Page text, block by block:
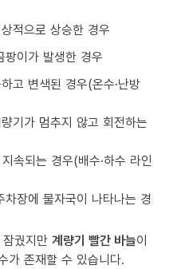
적으로 상승한 경우
이가 발생한 경우
고 변색된 경우(온수·난방
기가 멈추지 않고 회전하는
속되는 경우(배수·하수 라인
장에 물자국이 나타나는 경
궜지만 계량기 빨간 바늘이
가 존재할 수 있습니다.